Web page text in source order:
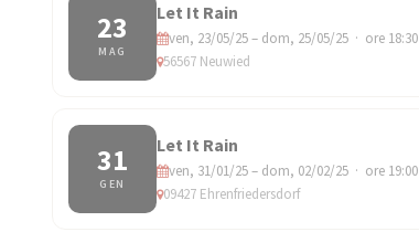
23
MAG
Let It Rain
ven, 23/05/25 – dom, 25/05/25 · ore 18:30
56567 Neuwied
31
GEN
Let It Rain
ven, 31/01/25 – dom, 02/02/25 · ore 19:00
09427 Ehrenfriedersdorf